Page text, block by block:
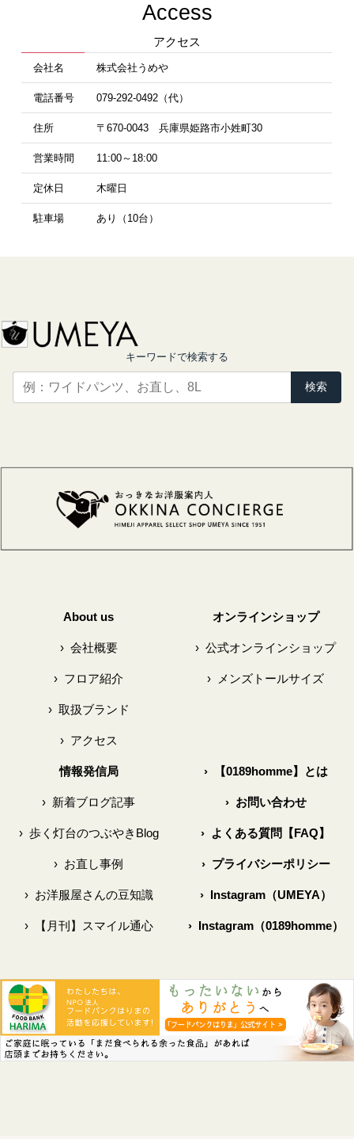
Access
アクセス
会社名 株式会社うめや
電話番号 079-292-0492（代）
住所 〒670-0043 兵庫県姫路市小姓町30
営業時間 11:00～18:00
定休日 木曜日
駐車場 あり（10台）
キーワードで検索する
検索
About us
›会社概要
› フロア紹介
›取扱ブランド
›アクセス
オンラインショップ
› 公式オンラインショップ
› メンズトールサイズ
情報発信局
› 新着ブログ記事
›歩く灯台のつぶやきBlog
› お直し事例
›お洋服屋さんの豆知識
›【月刊】スマイル通心
›【0189homme】とは
›お問い合わせ
› よくある質問【FAQ】
›プライバシーポリシー
›Instagram（UMEYA）
›Instagram（0189homme）